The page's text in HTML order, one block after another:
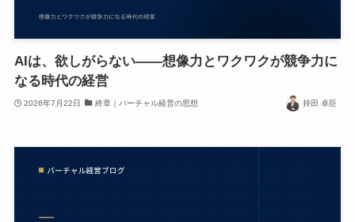
AIは、欲しがらない——想像力とワクワクが競争力に
なる時代の経営
2026年7月22日 終章｜バーチャル経営の思想 持田 卓臣